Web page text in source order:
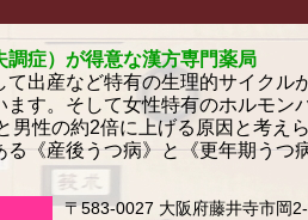
調症）が得意な漢方専門薬局
出産など特有の生理的サイクル
ます。そして女性特有のホルモン
男性の約2倍に上げる原因と考え
る《産後うつ病》と《更年期うつ
〒583-0027 大阪府藤井寺市岡